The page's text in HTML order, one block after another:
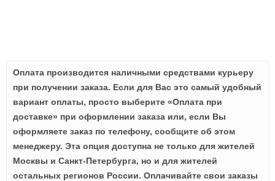
Оплата производится наличными средствами курьеру
при получении заказа. Если для Вас это самый удобный
вариант оплаты, просто выберите «Оплата при
доставке» при оформлении заказа или, если Вы
оформляете заказ по телефону, сообщите об этом
менеджеру. Эта опция доступна не только для жителей
Москвы и Санкт-Петербурга, но и для жителей
остальных регионов России. Оплачивайте свои заказы